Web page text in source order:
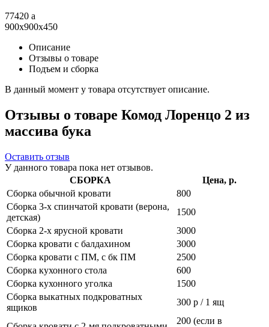
77420 a
900x900x450
Описание
Отзывы о товаре
Подъем и сборка
В данный момент у товара отсутствует описание.
Отзывы о товаре Комод Лоренцо 2 из
массива бука
Оставить отзыв
У данного товара пока нет отзывов.
СБОРКА
Цена, р.
Сборка обычной кровати
800
Сборка 3-х спинчатой кровати (верона,
детская)
1500
Сборка 2-х ярусной кровати
3000
Сборка кровати с балдахином
3000
Сборка кровати с ПМ, с бк ПМ
2500
Сборка кухонного стола
600
Сборка кухонного уголка
1500
Сборка выкатных подкроватных
ящиков
300 р / 1 ящ
200 (если в